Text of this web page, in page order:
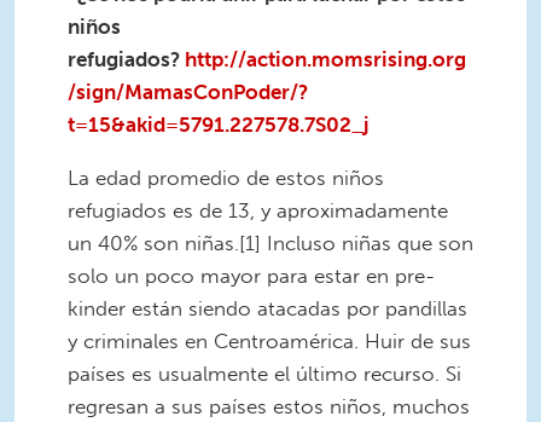
niños
refugiados? http://action.momsrising.org
/sign/MamasConPoder/?
t=15&akid=5791.227578.7S02_j
La edad promedio de estos niños
refugiados es de 13, y aproximadamente
un 40% son niñas.[1] Incluso niñas que son
solo un poco mayor para estar en pre-
kinder están siendo atacadas por pandillas
y criminales en Centroamérica. Huir de sus
países es usualmente el último recurso. Si
regresan a sus países estos niños, muchos